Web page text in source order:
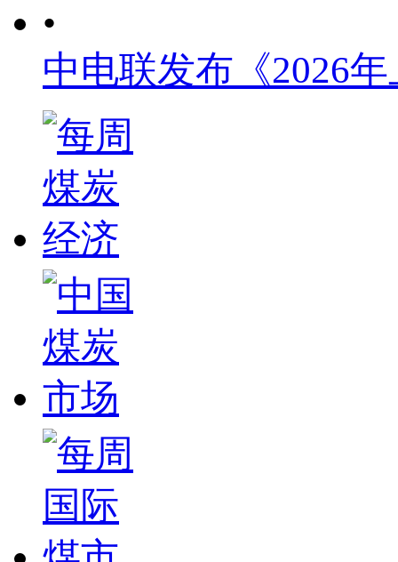
•
中电联发布《2026